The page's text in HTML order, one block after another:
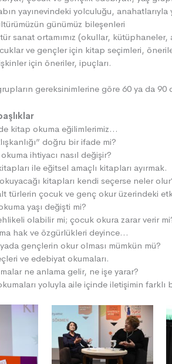
yayınevindeki yolculuğu, anahatlarıyla
günümüz bileşenleri
sanat ortamımız (okullar,
ve gençler için kitap seçimleri,
için öneriler, ipuçları.
grupların gereksinimlerine göre 60 ya da
kitap okuma eğilimlerimiz…
doğru bir ifade mi?
ihtiyacı nasıl değişir?
ile eğitsel amaçlı kitapları ayırmak.
kitapları kendi seçerse neler
türlerin çocuk ve genç okur üzerindeki
yaşı değişti mi?
olabilir mi; çocuk okura zarar verir
hak ve özgürlükleri deyince…
gençlerin okur olması mümkün mü?
ve edebiyat okumaları.
ne anlama gelir, ne işe yarar?
yoluyla aile içinde iletişimin farklı